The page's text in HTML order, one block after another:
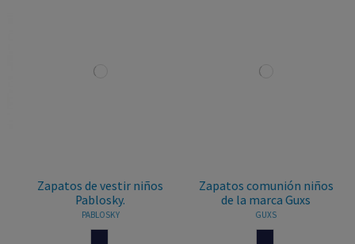
Zapatos de vestir niños
Pablosky.
PABLOSKY
Zapatos comunión niños
de la marca Guxs
GUXS